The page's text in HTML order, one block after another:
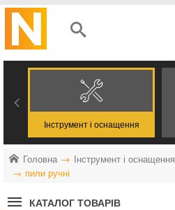
Інструмент і оснащення
Головна Інструмент і оснащення
пили ручні
КАТАЛОГ ТОВАРІВ